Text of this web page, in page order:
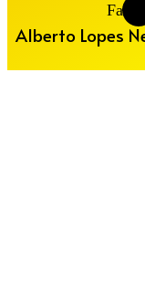
Alberto Lopes